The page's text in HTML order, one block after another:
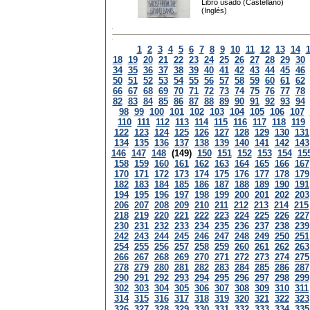
Libro usado (Castellano)
(Inglés)
1 2 3 4 5 6 7 8 9 10 11 12 13 14
18 19 20 21 22 23 24 25 26 27 28 29 30
34 35 36 37 38 39 40 41 42 43 44 45 46
50 51 52 53 54 55 56 57 58 59 60 61 62
66 67 68 69 70 71 72 73 74 75 76 77 78
82 83 84 85 86 87 88 89 90 91 92 93 94
98 99 100 101 102 103 104 105 106 107
110 111 112 113 114 115 116 117 118 119
122 123 124 125 126 127 128 129 130 131
134 135 136 137 138 139 140 141 142 143
146 147 148 (149) 150 151 152 153 154
158 159 160 161 162 163 164 165 166 167
170 171 172 173 174 175 176 177 178 179
182 183 184 185 186 187 188 189 190 191
194 195 196 197 198 199 200 201 202 203
206 207 208 209 210 211 212 213 214 215
218 219 220 221 222 223 224 225 226 227
230 231 232 233 234 235 236 237 238 239
242 243 244 245 246 247 248 249 250 251
254 255 256 257 258 259 260 261 262 263
266 267 268 269 270 271 272 273 274 275
278 279 280 281 282 283 284 285 286 287
290 291 292 293 294 295 296 297 298 299
302 303 304 305 306 307 308 309 310 311
314 315 316 317 318 319 320 321 322 323